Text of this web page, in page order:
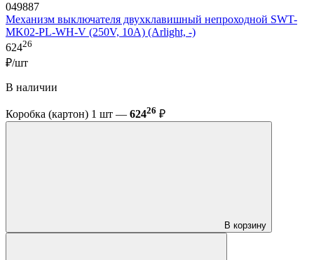
049887
Механизм выключателя двухклавишный непроходной SWT-
MK02-PL-WH-V (250V, 10A) (Arlight, -)
62426
₽/шт
В наличии
Коробка (картон) 1 шт — 62426 ₽
В корзину